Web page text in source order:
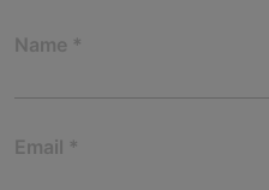
Name *
Email *